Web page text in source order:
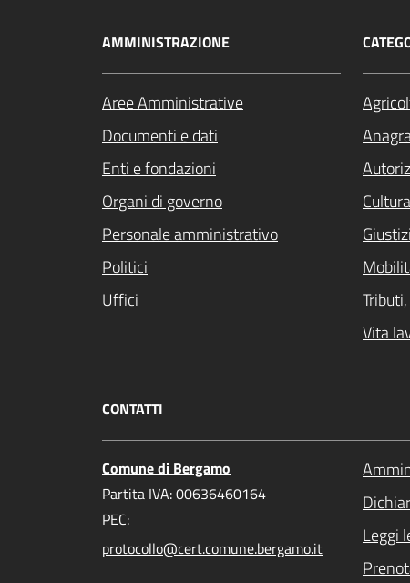
AMMINISTRAZIONE
Aree Amministrative
Documenti e dati
Enti e fondazioni
Organi di governo
Personale amministrativo
Politici
Uffici
Vita
CONTATTI
Comune di Bergamo
Partita IVA: 00636460164
PEC:
protocollo@cert.comune.bergamo.it
Leggi